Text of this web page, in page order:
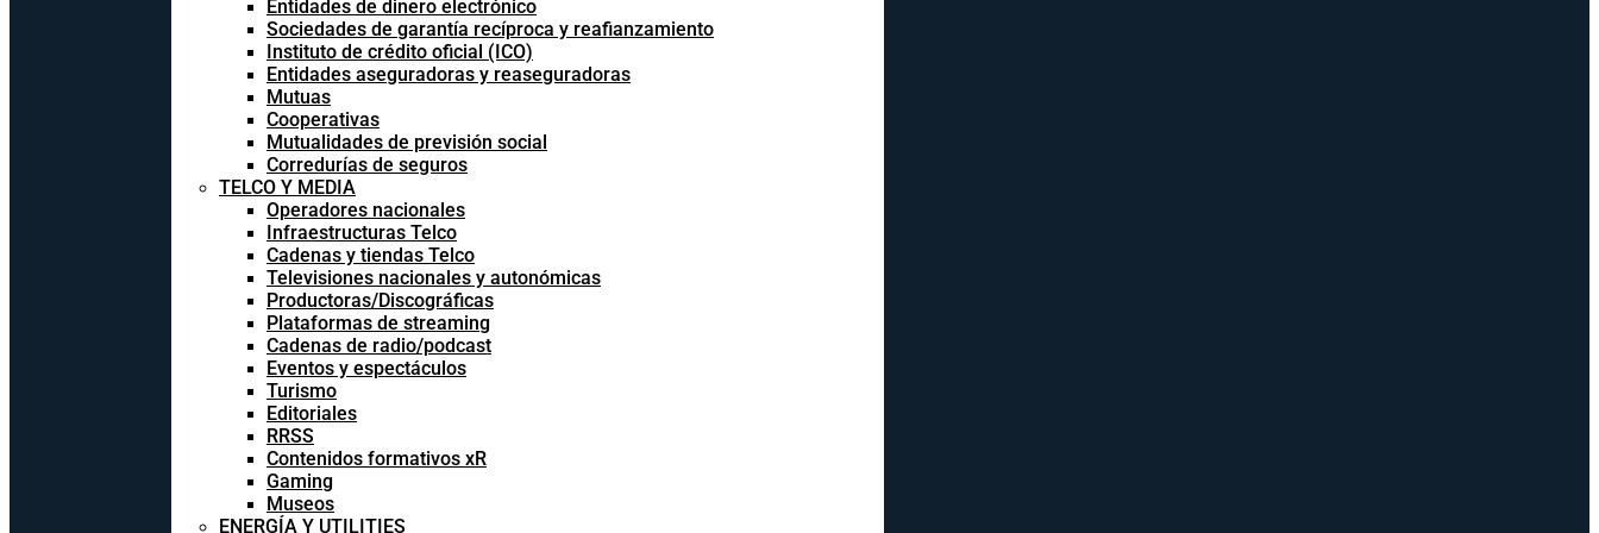
Entidades de dinero electrónico
Sociedades de garantía recíproca y reafianzamiento
Instituto de crédito oficial (ICO)
Entidades aseguradoras y reaseguradoras
Mutuas
Cooperativas
Mutualidades de previsión social
Corredurías de seguros
TELCO Y MEDIA
Operadores nacionales
Infraestructuras Telco
Cadenas y tiendas Telco
Televisiones nacionales y autonómicas
Productoras/Discográficas
Plataformas de streaming
Cadenas de radio/podcast
Eventos y espectáculos
Turismo
Editoriales
RRSS
Contenidos formativos xR
Gaming
Museos
ENERGÍA Y UTILITIES